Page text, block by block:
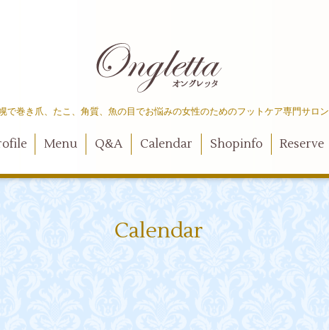
で巻き爪、たこ、角質、魚の目でお悩みの女性のためのフットケア専門サロン
Menu Q&A Calendar Shopinfo Reserve
Calendar